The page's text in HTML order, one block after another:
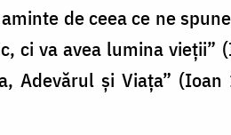
de ceea ce ne
ci va avea lumina vieții”
Adevărul și Viața”